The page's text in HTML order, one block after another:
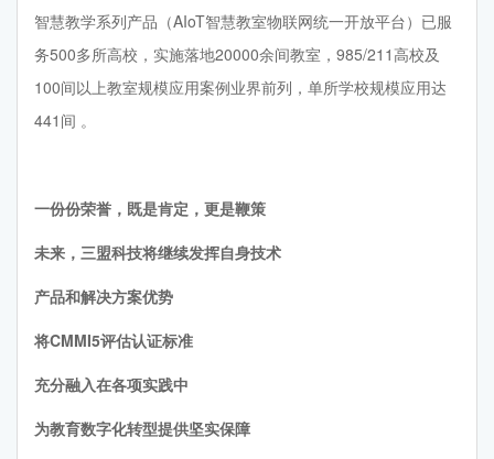
智慧教学系列产品（AIoT智慧教室物联网统一开放平台）已服
务500多所高校，实施落地20000余间教室，985/211高校及
100间以上教室规模应用案例业界前列，单所学校规模应用达
441间 。
一份份荣誉，既是肯定，更是鞭策
未来，三盟科技将继续发挥自身技术
产品和解决方案优势
将CMMI5评估认证标准
充分融入在各项实践中
为教育数字化转型提供坚实保障